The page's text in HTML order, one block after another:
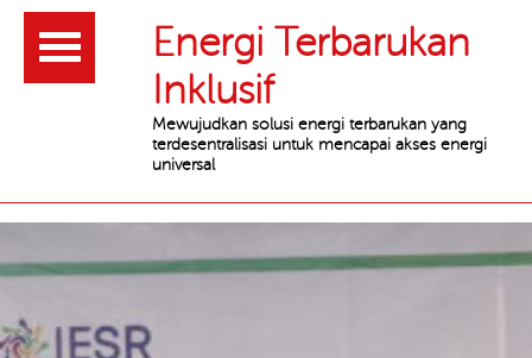
Header
Energi Terbarukan
Inklusif
Mewujudkan solusi energi terbarukan yang
terdesentralisasi untuk mencapai akses energi
universal
Main